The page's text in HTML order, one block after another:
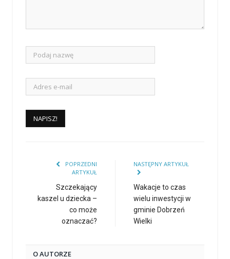
POPRZEDNI
ARTYKUŁ
Szczekający
kaszel u dziecka –
co może
oznaczać?
NASTĘPNY ARTYKUŁ
Wakacje to czas
wielu inwestycji w
gminie Dobrzeń
Wielki
O AUTORZE